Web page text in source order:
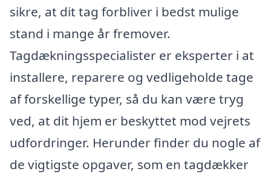
sikre, at dit tag forbliver i bedst mulige
stand i mange år fremover.
Tagdækningsspecialister er eksperter i at
installere, reparere og vedligeholde tage
af forskellige typer, så du kan være tryg
ved, at dit hjem er beskyttet mod vejrets
udfordringer. Herunder finder du nogle af
de vigtigste opgaver, som en tagdækker